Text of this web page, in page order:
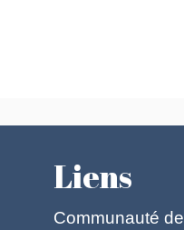
Liens
Communauté